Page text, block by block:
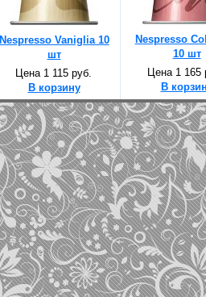
Nespresso Vaniglia 10
шт
Цена 1 115 руб.
В корзину
Nespresso
10 шт
Цена 1 165
В